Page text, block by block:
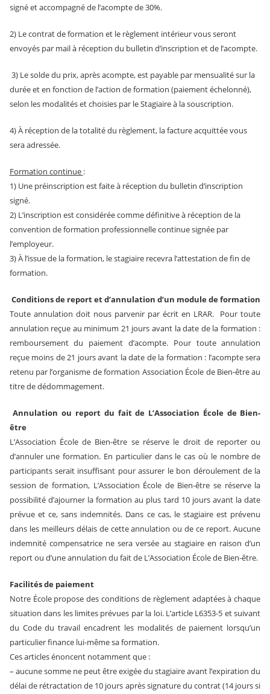
signé et accompagné de l’acompte de 30%.
2) Le contrat de formation et le règlement intérieur vous seront
envoyés par mail à réception du bulletin d’inscription et de l’acompte.
3) Le solde du prix, après acompte, est payable par mensualité sur la
durée et en fonction de l’action de formation (paiement échelonné),
selon les modalités et choisies par le Stagiaire à la souscription.
4) À réception de la totalité du règlement, la facture acquittée vous
sera adressée.
Formation continue :
1) Une préinscription est faite à réception du bulletin d’inscription
signé.
2) L’inscription est considérée comme définitive à réception de la
convention de formation professionnelle continue signée par
l’employeur.
3) À l’issue de la formation, le stagiaire recevra l’attestation de fin de
formation.
Conditions de report et d’annulation d’un module de formation
Toute annulation doit nous parvenir par écrit en LRAR. Pour toute
annulation reçue au minimum 21 jours avant la date de la formation :
remboursement du paiement d’acompte. Pour toute annulation
reçue moins de 21 jours avant la date de la formation : l’acompte sera
retenu par l’organisme de formation Association École de Bien-être au
titre de dédommagement.
Annulation ou report du fait de L’Association École de Bien-
être
L’Association École de Bien-être se réserve le droit de reporter ou
d’annuler une formation. En particulier dans le cas où le nombre de
participants serait insuffisant pour assurer le bon déroulement de la
session de formation, L’Association École de Bien-être se réserve la
possibilité d’ajourner la formation au plus tard 10 jours avant la date
prévue et ce, sans indemnités. Dans ce cas, le stagiaire est prévenu
dans les meilleurs délais de cette annulation ou de ce report. Aucune
indemnité compensatrice ne sera versée au stagiaire en raison d’un
report ou d’une annulation du fait de L’Association École de Bien-être.
Facilités de paiement
Notre École propose des conditions de règlement adaptées à chaque
situation dans les limites prévues par la loi. L’article L6353-5 et suivant
du Code du travail encadrent les modalités de paiement lorsqu’un
particulier finance lui-même sa formation.
Ces articles énoncent notamment que :
– aucune somme ne peut être exigée du stagiaire avant l’expiration du
délai de rétractation de 10 jours après signature du contrat (14 jours si